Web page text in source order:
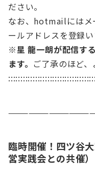
ださい。
なお、hotmailにはメ
ールアドレスを登録
※星 龍一朗が配信す
ます。 ご了承のほど、
臨時開催！四ツ谷
営実践会との共催）